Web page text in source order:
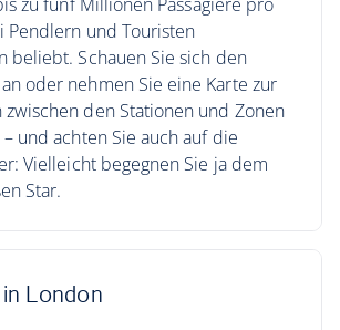
Pendlern und Touristen
beliebt. Schauen Sie sich den
oder nehmen Sie eine Karte zur
zwischen den Stationen und Zonen
und achten Sie auch auf die
Vielleicht begegnen Sie ja dem
Star.
London